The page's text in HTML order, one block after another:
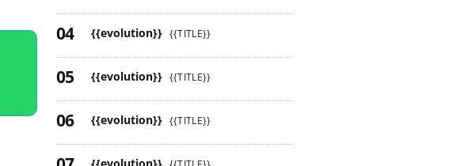
{{evolution}} {{TITLE}}
{{evolution}} {{TITLE}}
{{evolution}} {{TITLE}}